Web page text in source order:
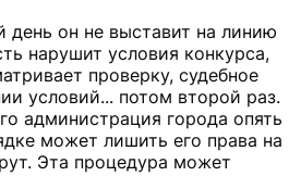
день он не выставит на линию
нарушит условия конкурса,
проверку, судебное
условий... потом второй раз.
администрация города опять
может лишить его права на
Эта процедура может